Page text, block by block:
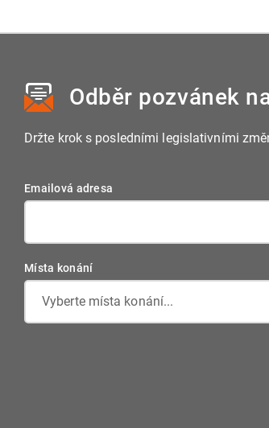
Odběr pozvánek
Držte krok s posledními legislativními
Emailová adresa
Místa konání
Vyberte místa konání...